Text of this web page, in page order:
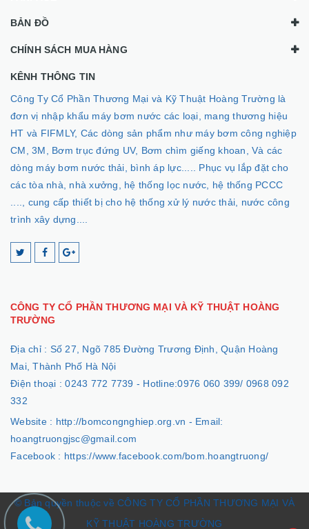
BẢN ĐỒ
CHÍNH SÁCH MUA HÀNG
KÊNH THÔNG TIN
Công Ty Cổ Phần Thương Mại và Kỹ Thuật Hoàng Trường là
đơn vị nhập khẩu máy bơm nước các loại, mang thương hiệu
HT và FIFMLY, Các dòng sản phẩm như máy bơm công nghiệp
CM, 3M, Bơm trục đứng UV, Bơm chìm giếng khoan, Và các
dòng máy bơm nước thải, bình áp lực..... Phục vụ lắp đặt cho
các tòa nhà, nhà xưởng, hệ thống lọc nước, hệ thống PCCC
...., cung cấp thiết bị cho hệ thống xử lý nước thải, nước công
trình xây dựng....
CÔNG TY CỔ PHẦN THƯƠNG MẠI VÀ KỸ THUẬT HOÀNG
TRƯỜNG
Địa chỉ : Số 27, Ngõ 785 Đường Trương Định, Quận Hoàng
Mai, Thành Phố Hà Nội
Điện thoại :0243 772 7739 - Hotline:0976 060 399/ 0968 092
332
Website : http://bomcongnghiep.org.vn - Email:
hoangtruongjsc@gmail.com
Facebook : https://www.facebook.com/bom.hoangtruong/
© Bản quyền thuộc về CÔNG TY CỔ PHẦN THƯƠNG MẠI VÀ
KỸ THUẬT HOÀNG TRƯỜNG